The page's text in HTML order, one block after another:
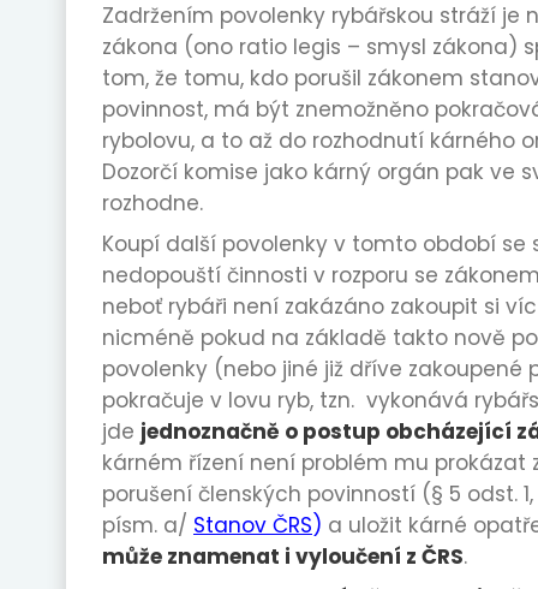
Zadržením povolenky rybářskou stráží je
zákona (ono ratio legis – smysl zákona)
tom, že tomu, kdo porušil zákonem
povinnost, má být znemožněno
rybolovu, a to až do rozhodnutí kárného
Dozorčí komise jako kárný orgán pak ve
rozhodne.
Koupí další povolenky v tomto období se
nedopouští činnosti v rozporu se
neboť rybáři není zakázáno zakoupit si
nicméně pokud na základě takto nově
povolenky (nebo jiné již dříve zakoupené
pokračuje v lovu ryb, tzn. vykonává
jde jednoznačně o postup obcházející
kárném řízení není problém mu prokázat
porušení členských povinností (§ 5 odst.
písm. a/ Stanov ČRS) a uložit kárné
může znamenat i vyloučení z ČRS.